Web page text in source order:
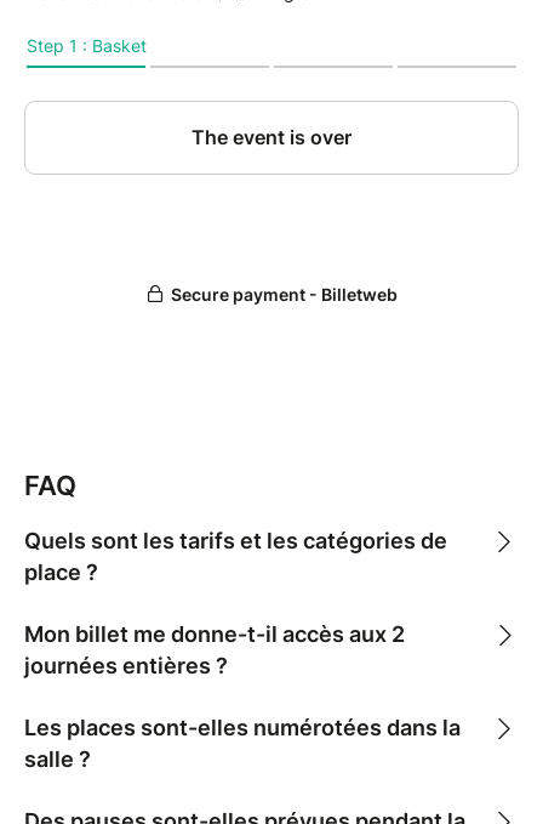
FAQ
Quels sont les tarifs et les catégories de
place ?
Mon billet me donne-t-il accès aux 2
journées entières ?
Les places sont-elles numérotées dans la
salle ?